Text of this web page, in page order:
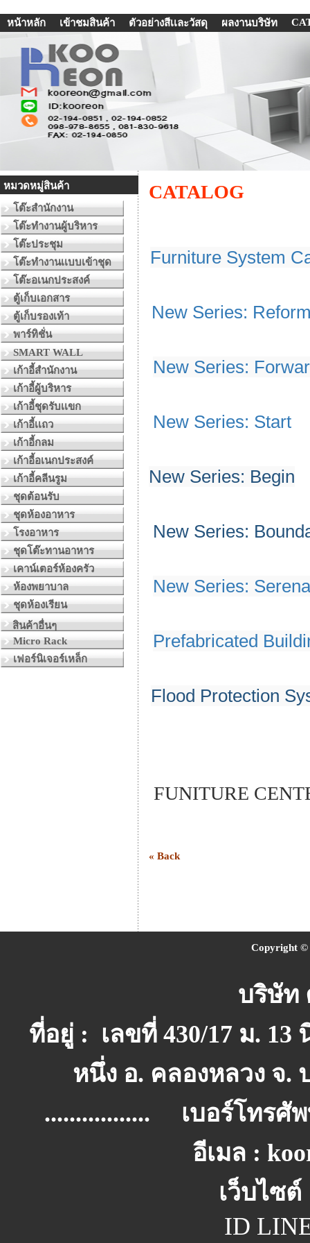
หน้าหลัก เข้าชมสินค้า ตัวอย่างสีเเละวัสดุ ผลงานบริษัท
หมวดหมู่สินค้า
โต๊ะสำนักงาน
โต๊ะทำงานผู้บริหาร
โต๊ะประชุม
โต๊ะทำงานเเบบเข้าชุด
โต๊ะอเนกประสงค์
ตู้เก็บเอกสาร
ตู้เก็บรองเท้า
พาร์ทิชั่น
SMART WALL
เก้าอี้สำนักงาน
เก้าอี้ผู้บริหาร
เก้าอี้ชุดรับเเขก
เก้าอี้เเถว
เก้าอี้กลม
เก้าอี้อเนกประสงค์
เก้าอี้คลีนรูม
ชุดต้อนรับ
ชุดห้องอาหาร
โรงอาหาร
ชุดโต๊ะทานอาหาร
เคาน์เตอร์ห้องครัว
ห้องพยาบาล
ชุดห้องเรียน
สินค้าอื่นๆ
Micro Rack
เฟอร์นิเจอร์เหล็ก
CATALOG
Furniture System
New Series:
New Series:
New Series: Start
New Series: Begin
New Series:
New Series:
Prefabricated
Flood Protection
« Back
Copyright ©
บริษัท
ที่อยู่ : เลขที่ 430/17 ม.
หนึ่ง อ. คลองหลวง จ.
................. เบอร์โทรศัพ
อีเมล :
เว็บไซต์
ID